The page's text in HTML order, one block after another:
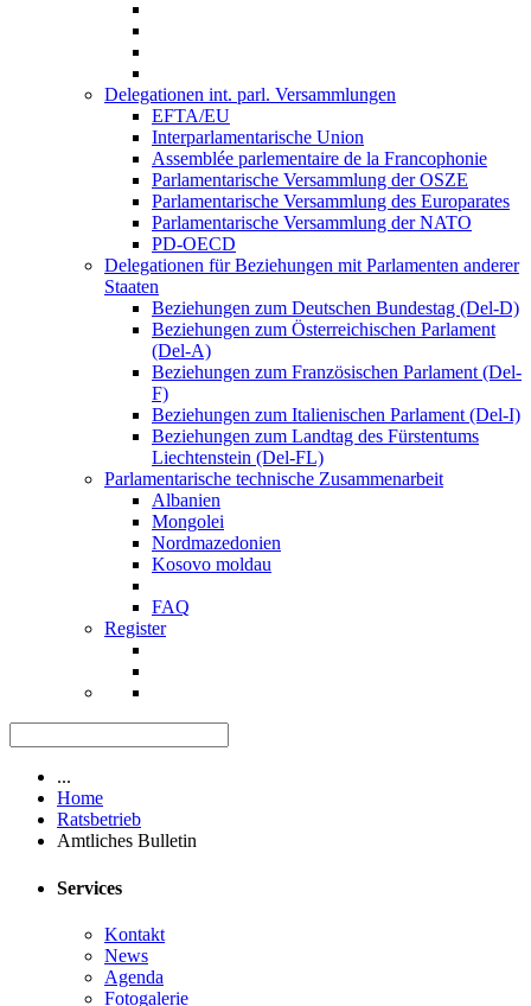
Delegationen int. parl. Versammlungen
EFTA/EU
Interparlamentarische Union
Assemblée parlementaire de la Francophonie
Parlamentarische Versammlung der OSZE
Parlamentarische Versammlung des Europarates
Parlamentarische Versammlung der NATO
PD-OECD
Delegationen für Beziehungen mit Parlamenten anderer
Staaten
Beziehungen zum Deutschen Bundestag (Del-D)
Beziehungen zum Österreichischen Parlament
(Del-A)
Beziehungen zum Französischen Parlament (Del-
F)
Beziehungen zum Italienischen Parlament (Del-I)
Beziehungen zum Landtag des Fürstentums
Liechtenstein (Del-FL)
Parlamentarische technische Zusammenarbeit
Albanien
Mongolei
Nordmazedonien
Kosovo moldau
FAQ
Register
...
Home
Ratsbetrieb
Amtliches Bulletin
Services
Kontakt
News
Agenda
Fotogalerie